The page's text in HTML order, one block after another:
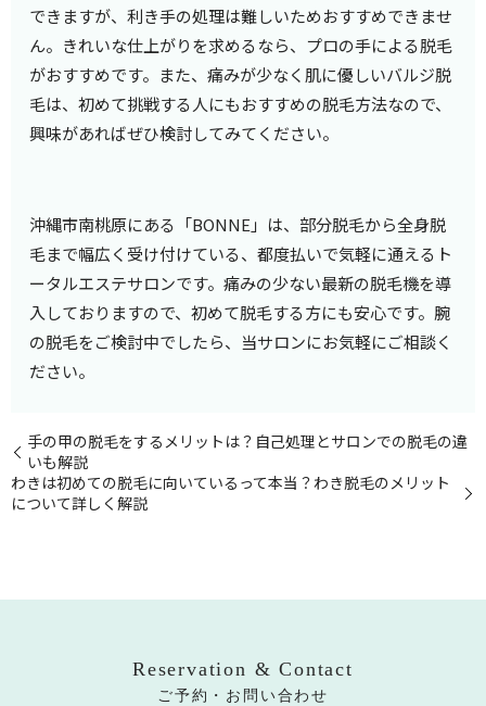
できますが、利き手の処理は難しいためおすすめできませ
ん。きれいな仕上がりを求めるなら、プロの手による脱毛
がおすすめです。また、痛みが少なく肌に優しいバルジ脱
毛は、初めて挑戦する人にもおすすめの脱毛方法なので、
興味があればぜひ検討してみてください。
沖縄市南桃原にある「BONNE」は、部分脱毛から全身脱
毛まで幅広く受け付けている、都度払いで気軽に通えるト
ータルエステサロンです。痛みの少ない最新の脱毛機を導
入しておりますので、初めて脱毛する方にも安心です。腕
の脱毛をご検討中でしたら、当サロンにお気軽にご相談く
ださい。
手の甲の脱毛をするメリットは？自己処理とサロンでの脱毛の違
いも解説
わきは初めての脱毛に向いているって本当？わき脱毛のメリット
について詳しく解説
Reservation & Contact
ご予約・お問い合わせ